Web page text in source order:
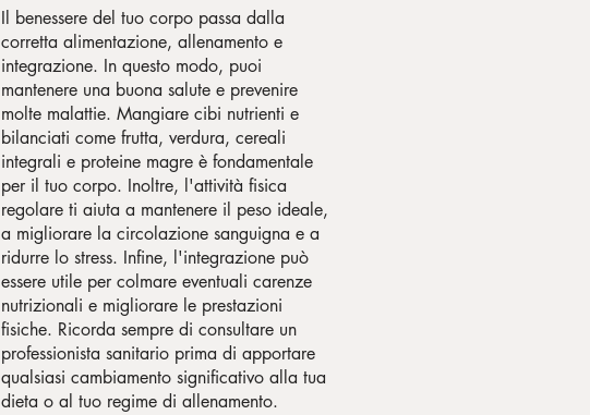
Il benessere del tuo corpo passa dalla
corretta alimentazione, allenamento e
integrazione. In questo modo, puoi
mantenere una buona salute e prevenire
molte malattie. Mangiare cibi nutrienti e
bilanciati come frutta, verdura, cereali
integrali e proteine magre è fondamentale
per il tuo corpo. Inoltre, l'attività fisica
regolare ti aiuta a mantenere il peso ideale,
a migliorare la circolazione sanguigna e a
ridurre lo stress. Infine, l'integrazione può
essere utile per colmare eventuali carenze
nutrizionali e migliorare le prestazioni
fisiche. Ricorda sempre di consultare un
professionista sanitario prima di apportare
qualsiasi cambiamento significativo alla tua
dieta o al tuo regime di allenamento.